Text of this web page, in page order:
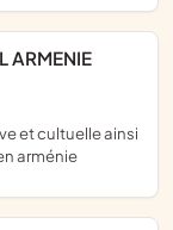
arménie